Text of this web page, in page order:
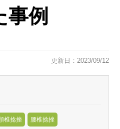
事例
更新日：2023/09/12
椎捻挫 腰椎捻挫